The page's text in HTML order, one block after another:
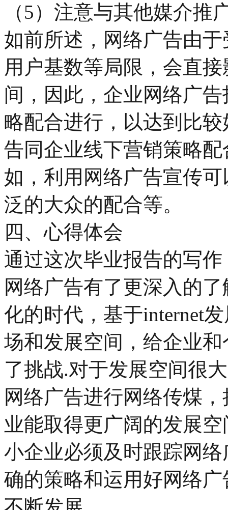
（5）注意与其他媒介
如前所述，网络广告由
用户基数等局限，会直
间，因此，企业网络广
略配合进行，以达到比
告同企业线下营销策略
如，利用网络广告宣传
泛的大众的配合等。
四、心得体会
通过这次毕业报告的写
网络广告有了更深入的
化的时代，基于internet
场和发展空间，给企业
了挑战.对于发展空间很
网络广告进行网络传煤
业能取得更广阔的发展
小企业必须及时跟踪网
确的策略和运用好网络